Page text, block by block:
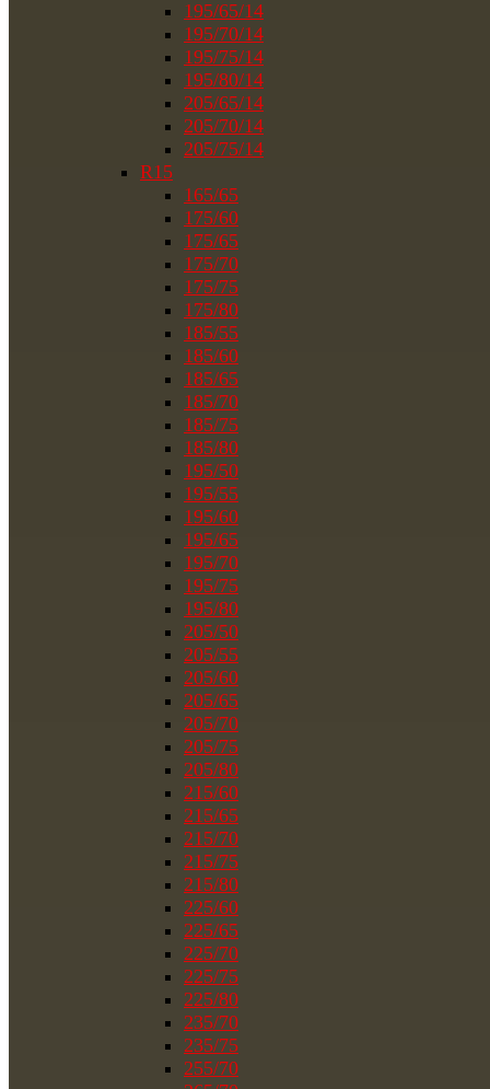
195/65/14
195/70/14
195/75/14
195/80/14
205/65/14
205/70/14
205/75/14
R15
165/65
175/60
175/65
175/70
175/75
175/80
185/55
185/60
185/65
185/70
185/75
185/80
195/50
195/55
195/60
195/65
195/70
195/75
195/80
205/50
205/55
205/60
205/65
205/70
205/75
205/80
215/60
215/65
215/70
215/75
215/80
225/60
225/65
225/70
225/75
225/80
235/70
235/75
255/70